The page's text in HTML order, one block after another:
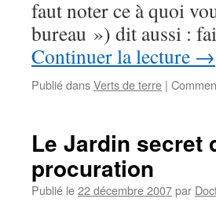
faut noter ce à quoi
bureau ») dit aussi :
Continuer la lecture →
Publié dansVerts de terre |
Le Jardin secret
procuration
Publié le22 décembre 2007par